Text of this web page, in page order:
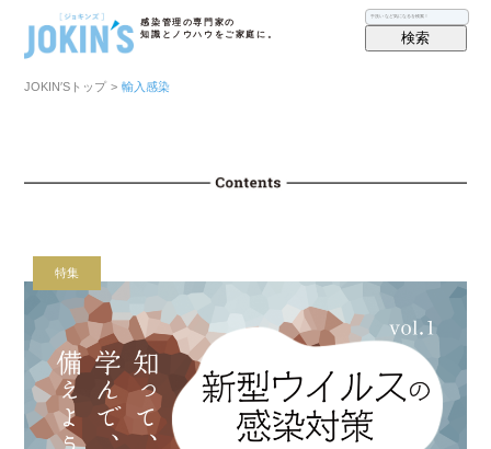
感染管理の専門家の
知識とノウハウをご家庭に。
検索
JOKIN′Sトップ > 輸入感染
特集